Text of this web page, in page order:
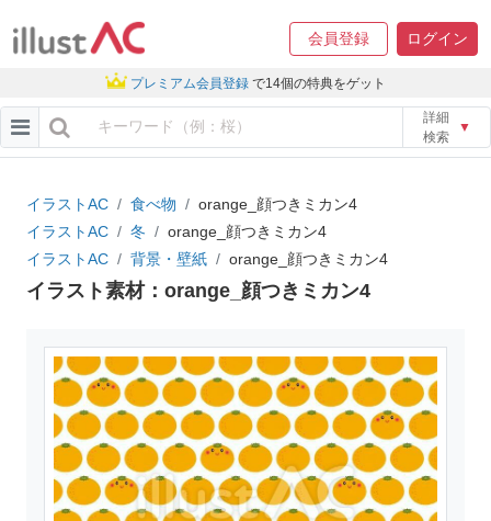
会員登録 ログイン
プレミアム会員登録 で14個の特典をゲット
詳細
検索
▼
イラストAC 食べ物
orange_顔つきミカン4
イラストAC
冬
orange_顔つきミカン4
イラストAC
背景・壁紙 orange_顔つきミカン4
イラスト素材：orange_顔つきミカン4